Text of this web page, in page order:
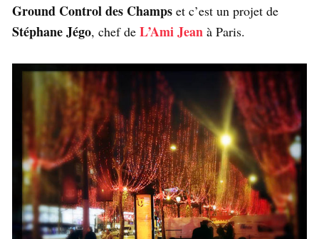
Ground Control des Champs et c’est un projet de
Stéphane Jégo, chef de L’Ami Jean à Paris.